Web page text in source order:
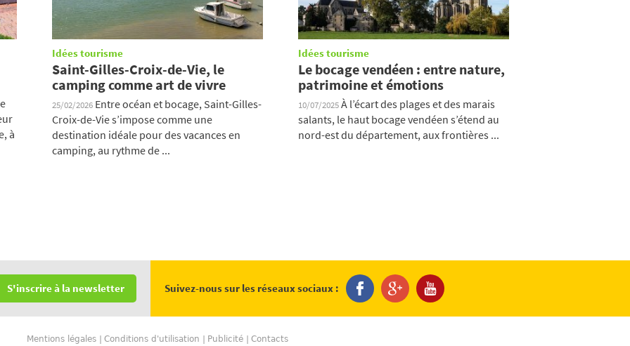
à
Idées tourisme
Saint-Gilles-Croix-de-Vie, le
camping comme art de vivre
25/02/2026 Entre océan et bocage, Saint-Gilles-
Croix-de-Vie s’impose comme une
destination idéale pour des vacances en
camping, au rythme de ...
Idées tourisme
Le bocage vendéen : entre nature,
patrimoine et émotions
10/07/2025À l’écart des plages et des marais
salants, le haut bocage vendéen s’étend au
nord-est du département, aux frontières ...
S'inscrire à la newsletter Suivez-nous sur les réseaux sociaux :
Mentions légales Conditions d'utilisation Publicité Contacts